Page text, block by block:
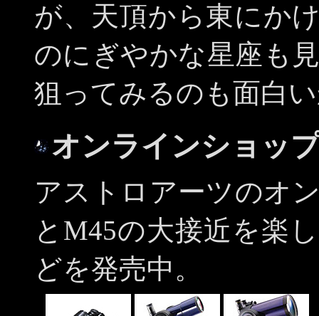
が、天頂から東にか
のにぎやかな星座も
狙ってみるのも面白
オンラインショッ
アストロアーツのオ
とM45の大接近を楽
どを発売中。